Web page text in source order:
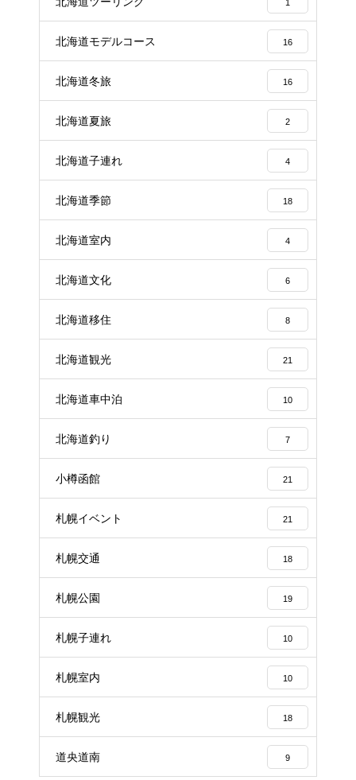
1
北海道モデルコース 16
北海道冬旅 16
北海道夏旅 2
北海道子連れ 4
北海道季節 18
北海道室内 4
北海道文化 6
北海道移住 8
北海道観光 21
北海道車中泊 10
北海道釣り 7
小樽函館 21
札幌イベント 21
札幌交通 18
札幌公園 19
札幌子連れ 10
札幌室内 10
札幌観光 18
道央道南 9